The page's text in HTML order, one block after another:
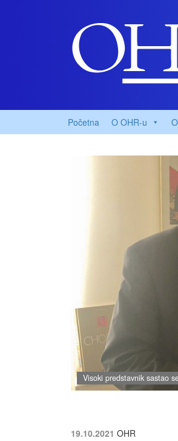
Početna O OHR-u
Visoki predstavnik sastao
19.10.2021 OHR